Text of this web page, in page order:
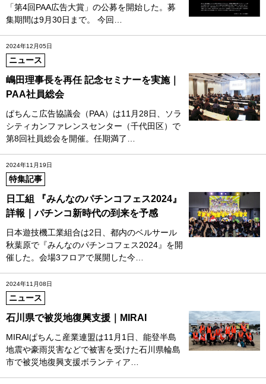
「第4回PAA広告大賞」の公募を開始した。募
集期間は9月30日まで。 今回…
2024年12月05日
ニュース
嶋田理事長を再任 記念セミナーを実施｜
PAA社員総会
ぱちんこ広告協議会（PAA）は11月28日、ソラ
シティカンファレンスセンター（千代田区）で
第8回社員総会を開催。任期満了…
2024年11月19日
特集記事
日工組 『みんなのパチンコフェス2024』
詳報｜パチンコ新時代の到来を予感
日本遊技機工業組合は2日、都内のベルサール
秋葉原で『みんなのパチンコフェス2024』を開
催した。会場3フロアで展開した今…
2024年11月08日
ニュース
石川県で被災地復興支援｜MIRAI
MIRAIぱちんこ産業連盟は11月1日、能登半島
地震や豪雨災害などで被害を受けた石川県輪島
市で被災地復興支援ボランティア…